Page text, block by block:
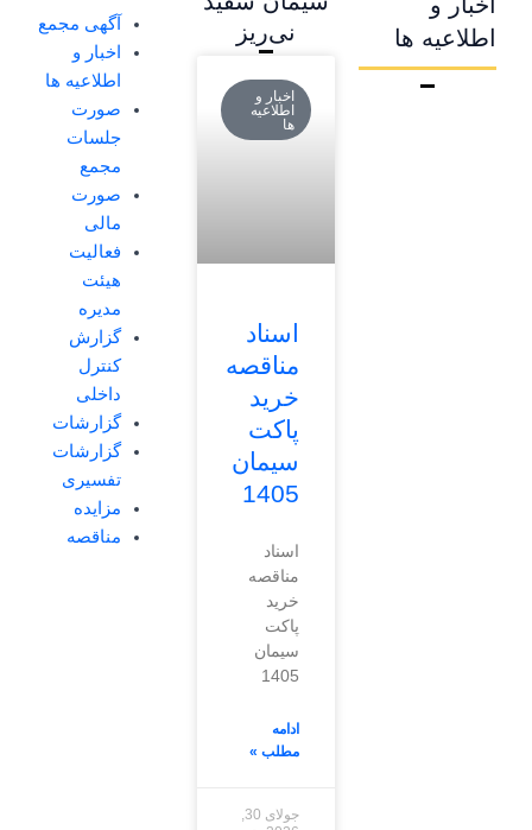
اخبار و
اطلاعیه ها
نی‌ریز
اخبار و
اطلاعیه
ها
اسناد
مناقصه
خرید
پاکت
سیمان
1405
اسناد
مناقصه
خرید
پاکت
سیمان
1405
ادامه
مطلب »
جولای 30,
آگهی مجمع
اخبار و
اطلاعیه ها
صورت
جلسات
مجمع
صورت
مالی
فعالیت
هیئت
مدیره
گزارش
کنترل
داخلی
گزارشات
گزارشات
تفسیری
مزایده
مناقصه